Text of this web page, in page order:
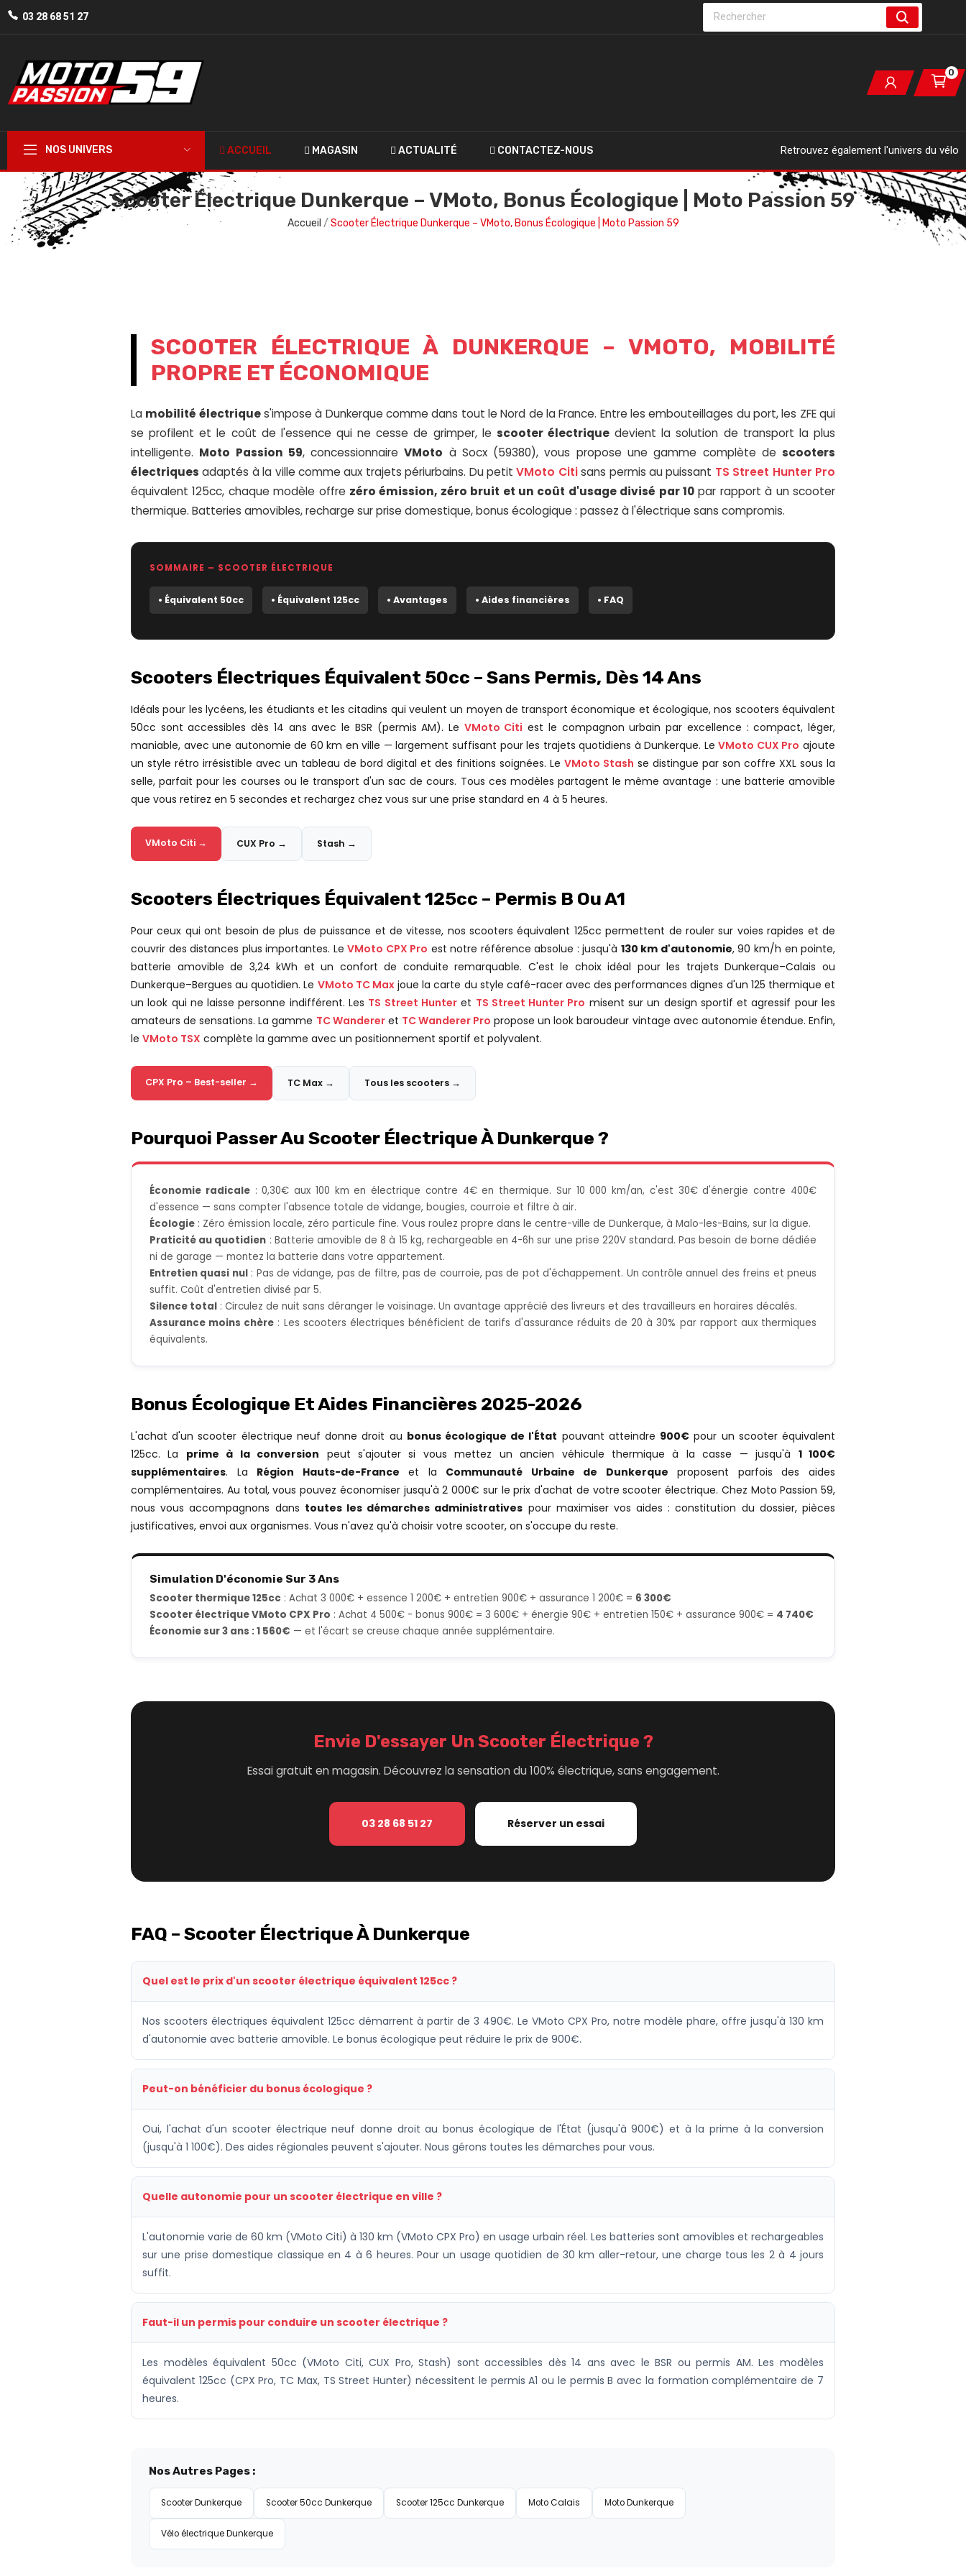
03 28 68 51 27
0
NOS UNIVERS ACCUEIL MAGASIN ACTUALITÉ CONTACTEZ-NOUS Retrouvez également l'univers du vélo
Scooter Électrique Dunkerque – VMoto, Bonus Écologique | Moto Passion 59
Accueil Scooter Électrique Dunkerque – VMoto, Bonus Écologique | Moto Passion 59
SCOOTER ÉLECTRIQUE À DUNKERQUE – VMOTO, MOBILITÉ
PROPRE ET ÉCONOMIQUE
La mobilité électriques'impose à Dunkerque comme dans tout le Nord de la France. Entre les embouteillages du port, les ZFE qui
se profilent et le coût de l'essence qui ne cesse de grimper, le scooter électrique devient la solution de transport la plus
intelligente. Moto Passion 59, concessionnaireVMoto à Socx (59380), vous propose une gamme complète descooters
électriques adaptés à la ville comme aux trajets périurbains. Du petitVMoto Citisans permis au puissant TS Street Hunter Pro
équivalent 125cc, chaque modèle offre zéro émission, zéro bruit et un coût d'usage divisé par 10 par rapport à un scooter
thermique. Batteries amovibles, recharge sur prise domestique, bonus écologique : passez à l'électrique sans compromis.
SOMMAIRE – SCOOTER ÉLECTRIQUE
• Équivalent 50cc • Équivalent 125cc • Avantages • Aides financières • FAQ
Scooters Électriques Équivalent 50cc – Sans Permis, Dès 14 Ans
Idéals pour les lycéens, les étudiants et les citadins qui veulent un moyen de transport économique et écologique, nos scooters équivalent
50cc sont accessibles dès 14 ans avec le BSR (permis AM). Le VMoto Citi est le compagnon urbain par excellence : compact, léger,
maniable, avec une autonomie de 60 km en ville — largement suffisant pour les trajets quotidiens à Dunkerque. LeVMoto CUX Pro ajoute
un style rétro irrésistible avec un tableau de bord digital et des finitions soignées. Le VMoto Stash se distingue par son coffre XXL sous la
selle, parfait pour les courses ou le transport d'un sac de cours. Tous ces modèles partagent le même avantage : une batterie amovible
que vous retirez en 5 secondes et rechargez chez vous sur une prise standard en 4 à 5 heures.
VMoto Citi → CUX Pro → Stash →
Scooters Électriques Équivalent 125cc – Permis B Ou A1
Pour ceux qui ont besoin de plus de puissance et de vitesse, nos scooters équivalent 125cc permettent de rouler sur voies rapides et de
couvrir des distances plus importantes. LeVMoto CPX Pro est notre référence absolue : jusqu'à 130 km d'autonomie, 90 km/h en pointe,
batterie amovible de 3,24 kWh et un confort de conduite remarquable. C'est le choix idéal pour les trajets Dunkerque–Calais ou
Dunkerque–Bergues au quotidien. Le VMoto TC Maxjoue la carte du style café-racer avec des performances dignes d'un 125 thermique et
un look qui ne laisse personne indifférent. Les TS Street Hunteret TS Street Hunter Pro misent sur un design sportif et agressif pour les
amateurs de sensations. La gamme TC Wandereret TC Wanderer Pro propose un look baroudeur vintage avec autonomie étendue. Enfin,
le VMoto TSX complète la gamme avec un positionnement sportif et polyvalent.
CPX Pro – Best-seller → TC Max → Tous les scooters →
Pourquoi Passer Au Scooter Électrique À Dunkerque ?
Économie radicale: 0,30€ aux 100 km en électrique contre 4€ en thermique. Sur 10 000 km/an, c'est 30€ d'énergie contre 400€
d'essence — sans compter l'absence totale de vidange, bougies, courroie et filtre à air.
Écologie : Zéro émission locale, zéro particule fine. Vous roulez propre dans le centre-ville de Dunkerque, à Malo-les-Bains, sur la digue.
Praticité au quotidien : Batterie amovible de 8 à 15 kg, rechargeable en 4-6h sur une prise 220V standard. Pas besoin de borne dédiée
ni de garage — montez la batterie dans votre appartement.
Entretien quasi nul: Pas de vidange, pas de filtre, pas de courroie, pas de pot d'échappement. Un contrôle annuel des freins et pneus
suffit. Coût d'entretien divisé par 5.
Silence total : Circulez de nuit sans déranger le voisinage. Un avantage apprécié des livreurs et des travailleurs en horaires décalés.
Assurance moins chère : Les scooters électriques bénéficient de tarifs d'assurance réduits de 20 à 30% par rapport aux thermiques
équivalents.
Bonus Écologique Et Aides Financières 2025-2026
L'achat d'un scooter électrique neuf donne droit au bonus écologique de l'État pouvant atteindre 900€ pour un scooter équivalent
125cc. La prime à la conversion peut s'ajouter si vous mettez un ancien véhicule thermique à la casse — jusqu'à 1 100€
supplémentaires. La Région Hauts-de-France et la Communauté Urbaine de Dunkerque proposent parfois des aides
complémentaires. Au total, vous pouvez économiser jusqu'à 2 000€ sur le prix d'achat de votre scooter électrique. Chez Moto Passion 59,
nous vous accompagnons dans toutes les démarches administratives pour maximiser vos aides : constitution du dossier, pièces
justificatives, envoi aux organismes. Vous n'avez qu'à choisir votre scooter, on s'occupe du reste.
Simulation D'économie Sur 3 Ans
Scooter thermique 125cc : Achat 3 000€ + essence 1 200€ + entretien 900€ + assurance 1 200€ = 6 300€
Scooter électrique VMoto CPX Pro : Achat 4 500€ - bonus 900€ = 3 600€ + énergie 90€ + entretien 150€ + assurance 900€ = 4 740€
Économie sur 3 ans : 1 560€ — et l'écart se creuse chaque année supplémentaire.
Envie D'essayer Un Scooter Électrique ?
Essai gratuit en magasin. Découvrez la sensation du 100% électrique, sans engagement.
03 28 68 51 27 Réserver un essai
FAQ – Scooter Électrique À Dunkerque
Quel est le prix d'un scooter électrique équivalent 125cc ?
Nos scooters électriques équivalent 125cc démarrent à partir de 3 490€. Le VMoto CPX Pro, notre modèle phare, offre jusqu'à 130 km
d'autonomie avec batterie amovible. Le bonus écologique peut réduire le prix de 900€.
Peut-on bénéficier du bonus écologique ?
Oui, l'achat d'un scooter électrique neuf donne droit au bonus écologique de l'État (jusqu'à 900€) et à la prime à la conversion
(jusqu'à 1 100€). Des aides régionales peuvent s'ajouter. Nous gérons toutes les démarches pour vous.
Quelle autonomie pour un scooter électrique en ville ?
L'autonomie varie de 60 km (VMoto Citi) à 130 km (VMoto CPX Pro) en usage urbain réel. Les batteries sont amovibles et rechargeables
sur une prise domestique classique en 4 à 6 heures. Pour un usage quotidien de 30 km aller-retour, une charge tous les 2 à 4 jours
suffit.
Faut-il un permis pour conduire un scooter électrique ?
Les modèles équivalent 50cc (VMoto Citi, CUX Pro, Stash) sont accessibles dès 14 ans avec le BSR ou permis AM. Les modèles
équivalent 125cc (CPX Pro, TC Max, TS Street Hunter) nécessitent le permis A1 ou le permis B avec la formation complémentaire de 7
heures.
Nos Autres Pages :
Scooter Dunkerque Scooter 50cc Dunkerque Scooter 125cc Dunkerque Moto Calais Moto Dunkerque
Vélo électrique Dunkerque